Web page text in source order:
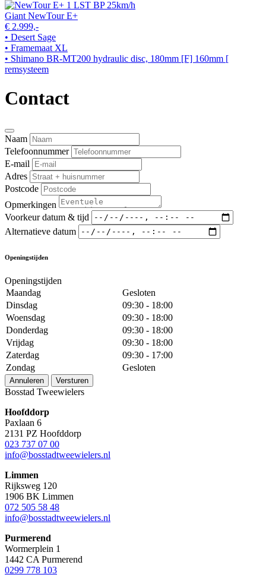
Giant NewTour E+
€ 2.999,-
• Desert Sage
• Framemaat XL
• Shimano BR-MT200 hydraulic disc, 180mm [F] 160mm [
remsysteem
Contact
Naam
Telefoonnummer
E-mail
Adres
Postcode
Opmerkingen
Voorkeur datum & tijd
Alternatieve datum
Openingstijden
Openingstijden
Maandag
Gesloten
Dinsdag
09:30 - 18:00
Woensdag
09:30 - 18:00
Donderdag
09:30 - 18:00
Vrijdag
09:30 - 18:00
Zaterdag
09:30 - 17:00
Zondag
Gesloten
Annuleren Versturen
Bosstad Tweewielers
Hoofddorp
Paxlaan 6
2131 PZ Hoofddorp
023 737 07 00
info@bosstadtweewielers.nl
Limmen
Rijksweg 120
1906 BK Limmen
072 505 58 48
info@bosstadtweewielers.nl
Purmerend
Wormerplein 1
1442 CA Purmerend
0299 778 103